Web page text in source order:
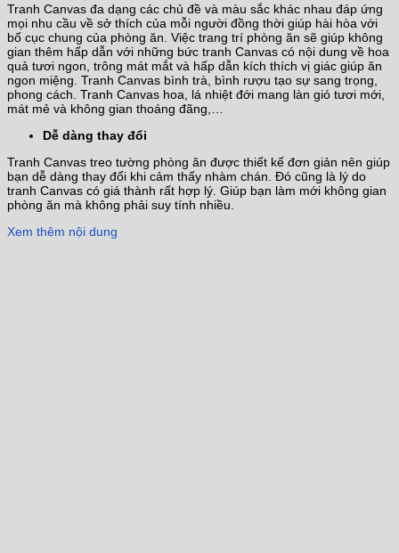
Tranh Canvas đa dạng các chủ đề và màu sắc khác nhau đáp ứng
mọi nhu cầu về sở thích của mỗi người đồng thời giúp hài hòa với
bố cục chung của phòng ăn. Việc trang trí phòng ăn sẽ giúp không
gian thêm hấp dẫn với những bức tranh Canvas có nội dung về hoa
quả tươi ngon, trông mát mắt và hấp dẫn kích thích vị giác giúp ăn
ngon miệng. Tranh Canvas bình trà, bình rượu tạo sự sang trọng,
phong cách. Tranh Canvas hoa, lá nhiệt đới mang làn gió tươi mới,
mát mẻ và không gian thoáng đãng,…
Dễ dàng thay đổi
Tranh Canvas treo tường phòng ăn được thiết kế đơn giản nên giúp
bạn dễ dàng thay đổi khi cảm thấy nhàm chán. Đó cũng là lý do
tranh Canvas có giá thành rất hợp lý. Giúp bạn làm mới không gian
phòng ăn mà không phải suy tính nhiều.
Xem thêm nội dung